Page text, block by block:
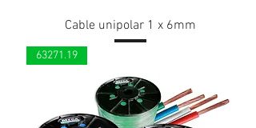
Cable unipolar 1 x 6mm
63271.19